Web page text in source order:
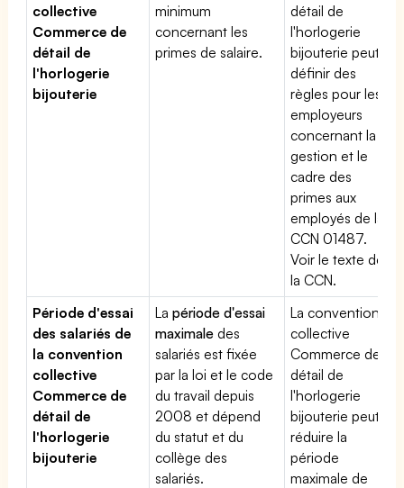
collective
Commerce de
détail de
l'horlogerie
bijouterie
minimum
concernant les
primes de salaire.
détail de
l'horlogerie
bijouterie peut
définir des
règles pour les
employeurs
concernant la
gestion et le
cadre des
primes aux
employés de la
CCN 01487.
Voir le texte de
la CCN.
Période d'essai
des salariés de
la convention
collective
Commerce de
détail de
l'horlogerie
bijouterie
Lapériode d'essai
maximale des
salariés est fixée
par la loi et le code
du travail depuis
2008 et dépend
du statut et du
collège des
salariés.
La convention
collective
Commerce de
détail de
l'horlogerie
bijouterie peut
réduire la
période
maximale de